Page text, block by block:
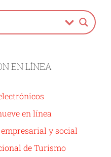
EN LÍNEA
en línea
y social
de Turismo